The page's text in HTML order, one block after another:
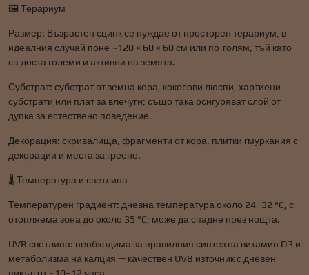
🖼️ Терариум
Размер: Възрастен сцинк се нуждае от просторен терариум, в
идеалния случай поне ~120 × 60 × 60 см или по-голям, тъй като
са доста големи и активни на земята.
Субстрат: субстрат от земна кора, кокосови люспи, хартиени
субстрати или плат за влечуги; също така осигуряват слой от
дупка за естествено поведение.
Декорация: скривалища, фрагменти от кора, плитки гмуркания с
декорации и места за греене.
🌡️ Температура и светлина
Температурен градиент: дневна температура около 24–32 °C, с
отопляема зона до около 35 °C; може да спадне през нощта.
UVB светлина: необходима за правилния синтез на витамин D3 и
метаболизма на калция — качествен UVB източник с дневен